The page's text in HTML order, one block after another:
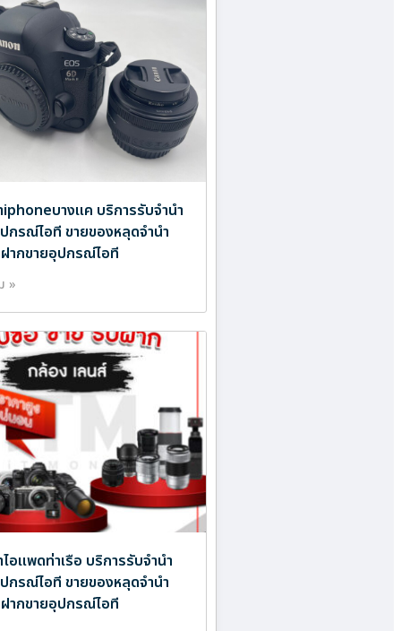
iphoneบางแค บริการรับจำนำ
กรณ์ไอที ขายของหลุดจำนำ
ากขายอุปกรณ์ไอที
»
อแพดท่าเรือ บริการรับจำนำ
กรณ์ไอที ขายของหลุดจำนำ
ากขายอุปกรณ์ไอที